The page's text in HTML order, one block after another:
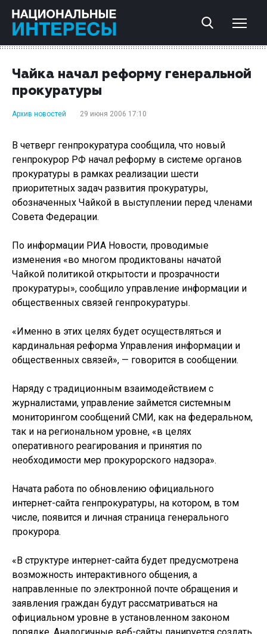
Чайка начал реформу генеральной
прокуратуры
Архив новостей 29 июня 2006 17:10
В четверг генпрокуратура сообщила, что новый
генпрокурор РФ начал реформу в системе органов
прокуратуры в рамках реализации шести
приоритетных задач развития прокуратуры,
обозначенных Чайкой в выступлении перед членами
Совета Федерации.
По информации РИА Новости, проводимые
изменения «во многом продиктованы начатой
Чайкой политикой открытости и прозрачности
прокуратуры», сообщило управление информации и
общественных связей генпрокуратуры.
«Именно в этих целях будет осуществляться и
кардинальная реформа Управления информации и
общественных связей», — говорится в сообщении.
Наряду с традиционным взаимодействием с
журналистами, управление займется системным
мониторингом сообщений СМИ, как на федеральном,
так и на региональном уровне, «в целях
оперативного реагирования и принятия по
необходимости мер прокурорского надзора».
Начата работа по обновлению официального
интернет-сайта генпрокуратуры, на котором, в том
числе, появится и личная страница генерального
прокурора.
«В структуре интернет-сайта будет предусмотрена
возможность интерактивного общения, а
направленные по электронной почте обращения и
заявления граждан будут рассматриваться на
официальном уровне в установленном законом